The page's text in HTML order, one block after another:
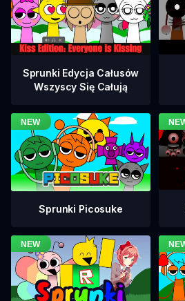
Sprunki Edycja Całusów
Wszyscy Się Całują
Sprunki Picosuke